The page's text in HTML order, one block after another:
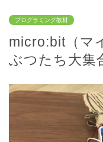
プログラミング教材
micro:bit（マ
ぶつたち大集